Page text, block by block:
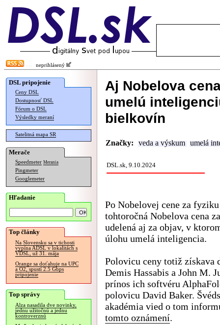
neprihlásený
DSL pripojenie
Ceny DSL
Dostupnosť DSL
Fórum o DSL
Výsledky meraní
Satelitná mapa SR
Merače
Speedmeter Merania
Pingmeter
Googlemeter
Hľadanie
Top články
Na Slovensku sa v tichosti
vypína ADSL v lokalitách s
VDSL, už 31. mája
Orange sa doťahuje na UPC
a O2, spustí 2.5 Gbps
pripojenie
Top správy
Alza nasadila dve novinky,
jednu užitočnú a jednu
kontroverznú
Aj Nobelova
umelú
bielkovín
Značky: veda a výskum umelá
DSL.sk, 9.10.2024
Po Nobelovej cene za
tohtoročná Nobelova cena
udelená aj za objav, v
úlohu umelá inteligencia.
Polovicu ceny totiž získava
Demis Hassabis a John M.
prínos ich softvéru
polovicu David Baker.
akadémia vied o tom
tomto oznámení.